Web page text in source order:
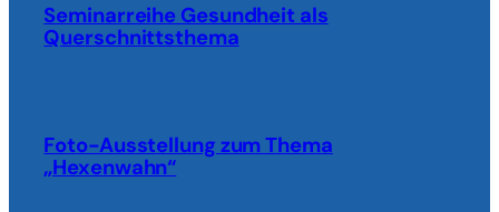
Seminarreihe Gesundheit als
Querschnittsthema
Foto-Ausstellung zum Thema
„Hexenwahn“